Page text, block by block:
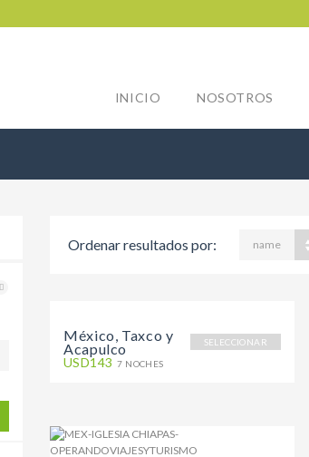
INICIO NOSOTROS
Ordenar resultados por: name
SELECCIONAR
México, Taxco y
Acapulco
USD143 7 NOCHES